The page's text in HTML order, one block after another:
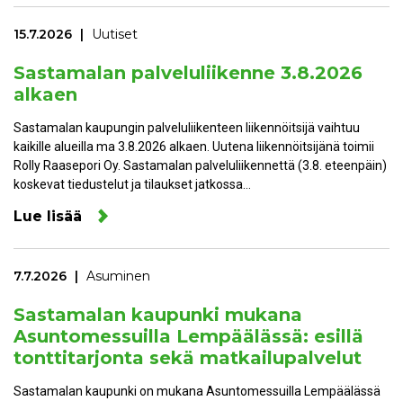
15.7.2026 Uutiset
Sastamalan palveluliikenne 3.8.2026
alkaen
Sastamalan kaupungin palveluliikenteen liikennöitsijä vaihtuu
kaikille alueilla ma 3.8.2026 alkaen. Uutena liikennöitsijänä toimii
Rolly Raasepori Oy. Sastamalan palveluliikennettä (3.8. eteenpäin)
koskevat tiedustelut ja tilaukset jatkossa…
Lue lisää
7.7.2026 Asuminen
Sastamalan kaupunki mukana
Asuntomessuilla Lempäälässä: esillä
tonttitarjonta sekä matkailupalvelut
Sastamalan kaupunki on mukana Asuntomessuilla Lempäälässä